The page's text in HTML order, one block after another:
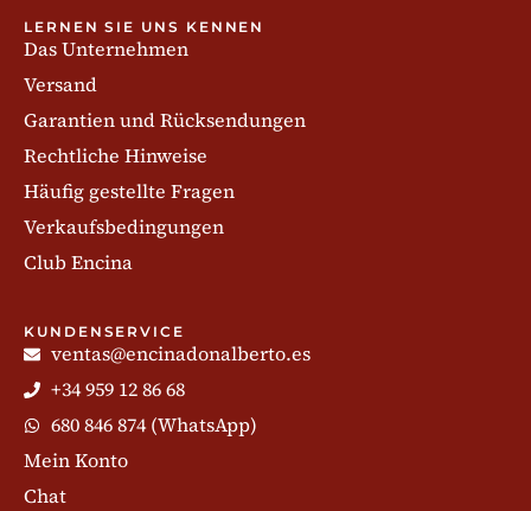
LERNEN SIE UNS KENNEN
Das Unternehmen
Versand
Garantien und Rücksendungen
Rechtliche Hinweise
Häufig gestellte Fragen
Verkaufsbedingungen
Club Encina
KUNDENSERVICE
ventas@encinadonalberto.es
+34 959 12 86 68
680 846 874 (WhatsApp)
Mein Konto
Chat